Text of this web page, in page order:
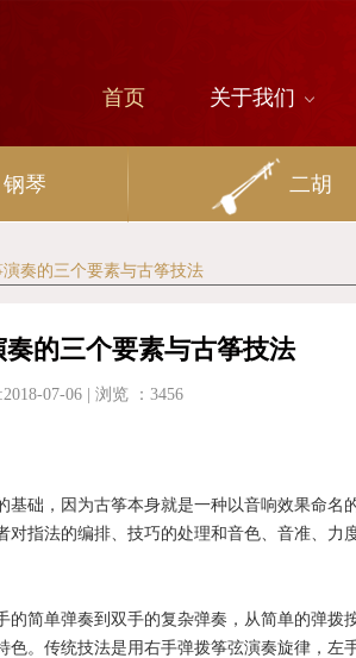
首页 关于我们
钢琴 二胡
奏的三个要素与古筝技法
的三个要素与古筝技法
2018-07-06| 浏览 ： 3456
础，因为古筝本身就是一种以音响效果命名
指法的编排、技巧的处理和音色、音准、力
单弹奏到双手的复杂弹奏，从简单的弹拨按
。传统技法是用右手弹拨筝弦演奏旋律，左